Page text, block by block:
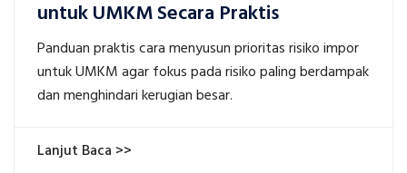
untuk UMKM Secara Praktis
Panduan praktis cara menyusun prioritas risiko impor
untuk UMKM agar fokus pada risiko paling berdampak
dan menghindari kerugian besar.
Lanjut Baca >>